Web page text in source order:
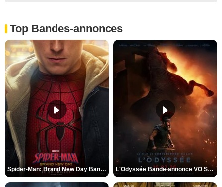
Top Bandes-annonces
Spider-Man: Brand New Day Bande-annonce VO STFR L'Odyssée Bande-annonce VO STFR